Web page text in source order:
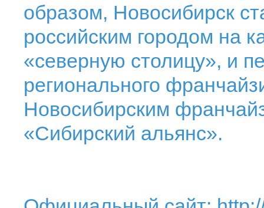
образом, Новосибирск
российским городом на
«северную столицу», и
регионального
Новосибирским
«Сибирский альянс».